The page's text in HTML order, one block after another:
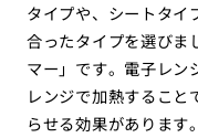
タイプや、シートタイ
合ったタイプを選びま
マー」です。電子レン
レンジで加熱するこ
らせる効果がありま